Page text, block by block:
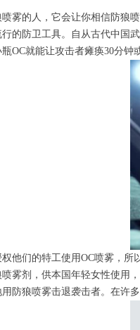
雾的人，它会让你相信防狼
的防卫工具。自从古代中国
OC就能让攻击者瘫痪30分钟
他们的特工使用OC喷雾，
雾剂，供本国年轻女性使用
防狼喷雾击退袭击者。在许